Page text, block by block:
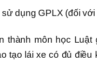
dụng GPLX (đối
thành môn học
tạo lái xe có đủ